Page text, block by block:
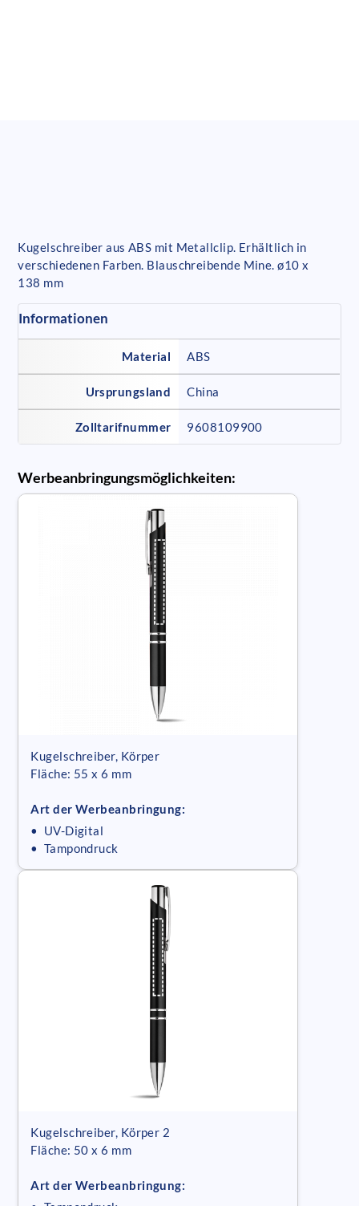
Kugelschreiber aus ABS mit Metallclip. Erhältlich in
verschiedenen Farben. Blauschreibende Mine. ø10 x
138 mm
Informationen
Material ABS
Ursprungsland China
Zolltarifnummer 9608109900
Werbeanbringungsmöglichkeiten:
Kugelschreiber, Körper
Fläche: 55 x 6 mm
Art der Werbeanbringung:
• UV-Digital
• Tampondruck
Kugelschreiber, Körper 2
Fläche: 50 x 6 mm
Art der Werbeanbringung: